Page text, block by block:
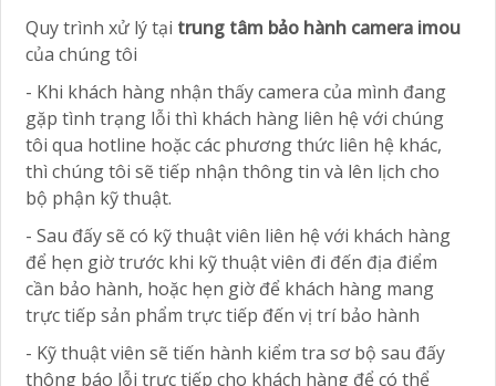
Quy trình xử lý tại trung tâm bảo hành camera imou
của chúng tôi
- Khi khách hàng nhận thấy camera của mình đang
gặp tình trạng lỗi thì khách hàng liên hệ với chúng
tôi qua hotline hoặc các phương thức liên hệ khác,
thì chúng tôi sẽ tiếp nhận thông tin và lên lịch cho
bộ phận kỹ thuật.
- Sau đấy sẽ có kỹ thuật viên liên hệ với khách hàng
để hẹn giờ trước khi kỹ thuật viên đi đến địa điểm
cần bảo hành, hoặc hẹn giờ để khách hàng mang
trực tiếp sản phẩm trực tiếp đến vị trí bảo hành
- Kỹ thuật viên sẽ tiến hành kiểm tra sơ bộ sau đấy
thông báo lỗi trực tiếp cho khách hàng để có thể